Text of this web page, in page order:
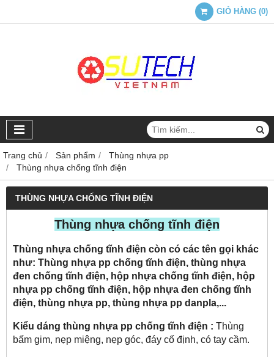
GIỎ HÀNG (0)
Trang chủ Sản phẩm
Thùng nhựa pp
Thùng nhựa chống tĩnh điện
THÙNG NHỰA CHỐNG TĨNH ĐIỆN
Thùng nhựa chống tĩnh điện
Thùng nhựa chống tĩnh điện còn có các tên gọi khác
như: Thùng nhựa pp chống tĩnh điện, thùng nhựa
đen chống tĩnh điện, hộp nhựa chống tĩnh điện, hộp
nhựa pp chống tĩnh điện, hộp nhựa đen chống tĩnh
điện, thùng nhựa pp, thùng nhựa pp danpla,...
Kiểu dáng thùng nhựa pp chống tĩnh điện : Thùng
bấm gim, nẹp miệng, nẹp góc, đáy cố định, có tay cầm.